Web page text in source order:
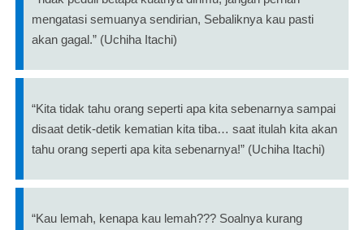
mengatasi semuanya sendirian, Sebaliknya kau pasti
akan gagal.” (Uchiha Itachi)
“Kita tidak tahu orang seperti apa kita sebenarnya sampai
disaat detik-detik kematian kita tiba… saat itulah kita akan
tahu orang seperti apa kita sebenarnya!” (Uchiha Itachi)
“Kau lemah, kenapa kau lemah??? Soalnya kurang